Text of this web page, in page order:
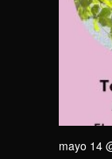
mayo 14